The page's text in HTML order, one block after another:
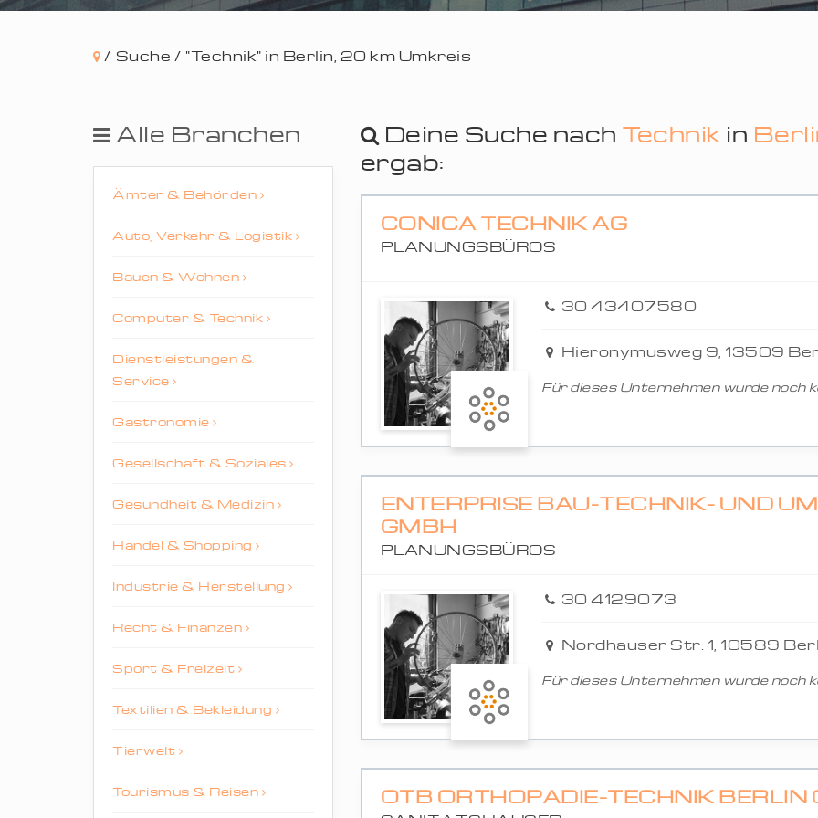
/ Suche / "Technik" in Berlin, 20 km Umkreis
Alle Branchen
Ämter & Behörden
Auto, Verkehr & Logistik
Bauen & Wohnen
Computer & Technik
Dienstleistungen &
Service
Gastronomie
Gesellschaft & Soziales
Gesundheit & Medizin
Handel & Shopping
Industrie & Herstellung
Recht & Finanzen
Sport & Freizeit
Textilien & Bekleidung
Tierwelt
Tourismus & Reisen
Deine Suche nach Technik in
ergab:
CONICA TECHNIK AG
PLANUNGSBÜROS
30 43407580
Hieronymusweg 9, 13509
Für dieses Unternehmen wurde noch
ENTERPRISE BAU-TECHNIK- UND
GMBH
PLANUNGSBÜROS
30 4129073
Nordhauser Str. 1, 10589
Für dieses Unternehmen wurde noch
OTB ORTHOPÄDIE-TECHNIK BERLIN